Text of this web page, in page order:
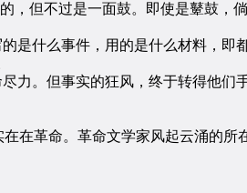
，但不过是一面鼓。即使是鼙鼓，
什么事件，用的是什么材料，即
。但事实的狂风，终于转得他们
革命。革命文学家风起云涌的所